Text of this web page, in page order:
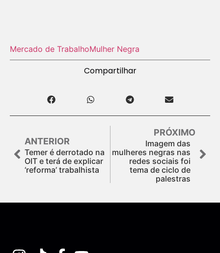
Mercado de TrabalhoMulher Negra
Compartilhar
ANTERIOR
Temer é derrotado na
OIT e terá de explicar
‘reforma’ trabalhista
PRÓXIMO
Imagem das
mulheres negras nas
redes sociais foi
tema de ciclo de
palestras